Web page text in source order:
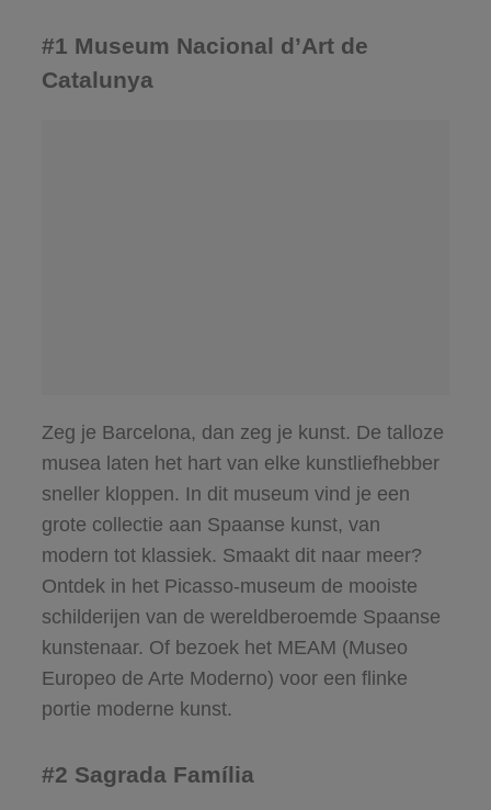
#1 Museum Nacional d’Art de
Catalunya
Zeg je Barcelona, dan zeg je kunst. De talloze
musea laten het hart van elke kunstliefhebber
sneller kloppen. In dit museum vind je een
grote collectie aan Spaanse kunst, van
modern tot klassiek. Smaakt dit naar meer?
Ontdek in het Picasso-museum de mooiste
schilderijen van de wereldberoemde Spaanse
kunstenaar. Of bezoek het MEAM (Museo
Europeo de Arte Moderno) voor een flinke
portie moderne kunst.
#2 Sagrada Família